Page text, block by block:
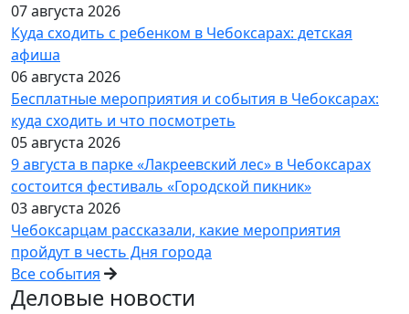
07 августа 2026
Куда сходить с ребенком в Чебоксарах: детская
афиша
06 августа 2026
Бесплатные мероприятия и события в Чебоксарах:
куда сходить и что посмотреть
05 августа 2026
9 августа в парке «Лакреевский лес» в Чебоксарах
состоится фестиваль «Городской пикник»
03 августа 2026
Чебоксарцам рассказали, какие мероприятия
пройдут в честь Дня города
Все события
Деловые новости